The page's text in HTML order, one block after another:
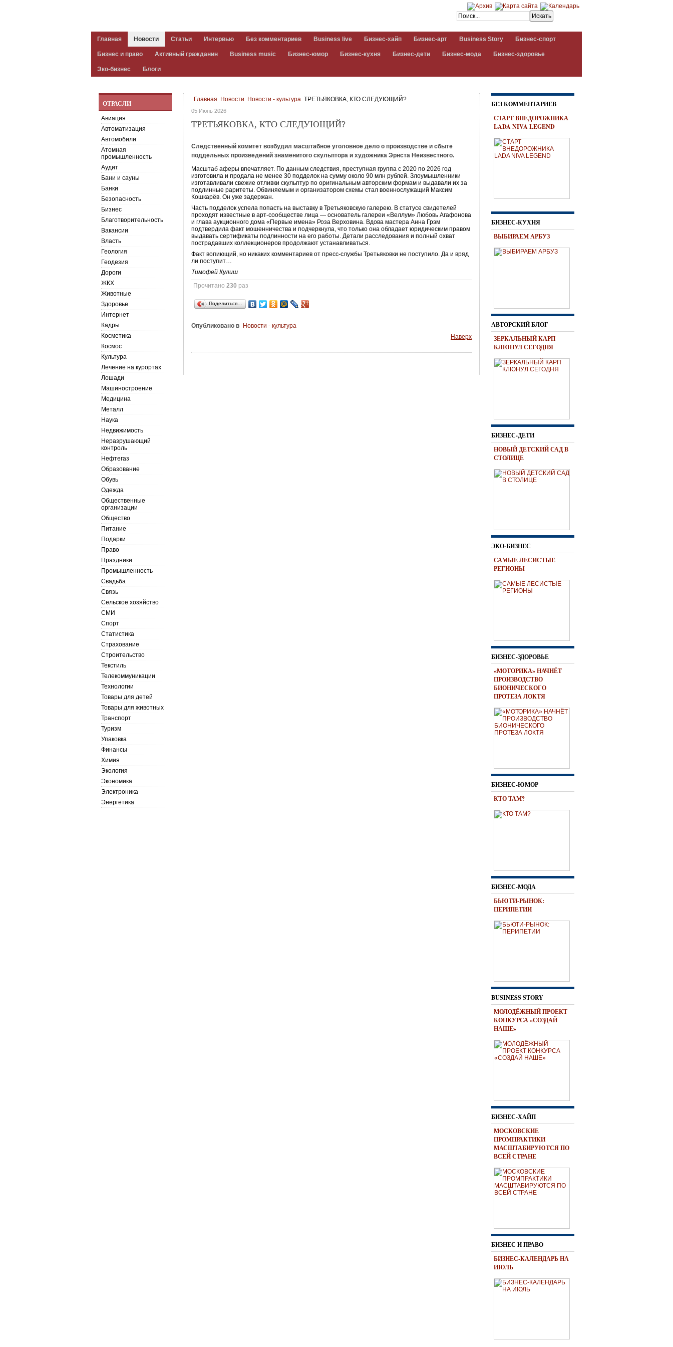
Главная Новости Статьи Интервью Без комментариев Business live Бизнес-хайп Бизнес-арт Business Story Бизнес-спорт
Бизнес и право Активный гражданин Business music Бизнес-юмор Бизнес-кухня Бизнес-дети Бизнес-мода Бизнес-здоровье
Эко-бизнес Блоги
Главная Новости Новости - культура ТРЕТЬЯКОВКА, КТО СЛЕДУЮЩИЙ?
05 Июнь 2026
ТРЕТЬЯКОВКА, КТО СЛЕДУЮЩИЙ?
Следственный комитет возбудил масштабное уголовное дело о производстве и сбыте
поддельных произведений знаменитого скульптора и художника Эрнста Неизвестного.
Масштаб аферы впечатляет. По данным следствия, преступная группа с 2020 по 2026 год
изготовила и продала не менее 30 подделок на сумму около 90 млн рублей. Злоумышленники
изготавливали свежие отливки скульптур по оригинальным авторским формам и выдавали их за
подлинные раритеты. Обвиняемым и организатором схемы стал военнослужащий Максим
Кошкарёв. Он уже задержан.
Часть подделок успела попасть на выставку в Третьяковскую галерею. В статусе свидетелей
проходят известные в арт-сообществе лица — основатель галереи «Веллум» Любовь Агафонова
и глава аукционного дома «Первые имена» Роза Верховина. Вдова мастера Анна Грэм
подтвердила факт мошенничества и подчеркнула, что только она обладает юридическим правом
выдавать сертификаты подлинности на его работы. Детали расследования и полный охват
пострадавших коллекционеров продолжают устанавливаться.
Факт вопиющий, но никаких комментариев от пресс-службы Третьяковки не поступило. Да и вряд
ли поступит…
Тимофей Кулиш
Прочитано230 раз
Поделиться…
Опубликовано в
Новости - культура
Наверх
ОТРАСЛИ
Авиация
Автоматизация
Автомобили
Атомная
промышленность
Аудит
Бани и сауны
Банки
Безопасность
Бизнес
Благотворительность
Вакансии
Власть
Геология
Геодезия
Дороги
ЖКХ
Животные
Здоровье
Интернет
Кадры
Косметика
Космос
Культура
Лечение на курортах
Лошади
Машиностроение
Медицина
Металл
Наука
Недвижимость
Неразрушающий
контроль
Нефтегаз
Образование
Обувь
Одежда
Общественные
организации
Общество
Питание
Подарки
Право
Праздники
Промышленность
Свадьба
Связь
Сельское хозяйство
СМИ
Спорт
Статистика
Страхование
Строительство
Текстиль
Телекоммуникации
Технологии
Товары для детей
Товары для животных
Транспорт
Туризм
Упаковка
Финансы
Химия
Экология
Экономика
Электроника
Энергетика
БЕЗ КОММЕНТАРИЕВ
СТАРТ ВНЕДОРОЖНИКА
LADA NIVA LEGEND
БИЗНЕС-КУХНЯ
ВЫБИРАЕМ АРБУЗ
АВТОРСКИЙ БЛОГ
ЗЕРКАЛЬНЫЙ КАРП
КЛЮНУЛ СЕГОДНЯ
БИЗНЕС-ДЕТИ
НОВЫЙ ДЕТСКИЙ САД В
СТОЛИЦЕ
ЭКО-БИЗНЕС
САМЫЕ ЛЕСИСТЫЕ
РЕГИОНЫ
БИЗНЕС-ЗДОРОВЬЕ
«МОТОРИКА» НАЧНЁТ
ПРОИЗВОДСТВО
БИОНИЧЕСКОГО
ПРОТЕЗА ЛОКТЯ
БИЗНЕС-ЮМОР
КТО ТАМ?
БИЗНЕС-МОДА
БЬЮТИ-РЫНОК:
ПЕРИПЕТИИ
BUSINESS STORY
МОЛОДЁЖНЫЙ ПРОЕКТ
КОНКУРСА «СОЗДАЙ
НАШЕ»
БИЗНЕС-ХАЙП
МОСКОВСКИЕ
ПРОМПРАКТИКИ
МАСШТАБИРУЮТСЯ ПО
ВСЕЙ СТРАНЕ
БИЗНЕС И ПРАВО
БИЗНЕС-КАЛЕНДАРЬ НА
ИЮЛЬ